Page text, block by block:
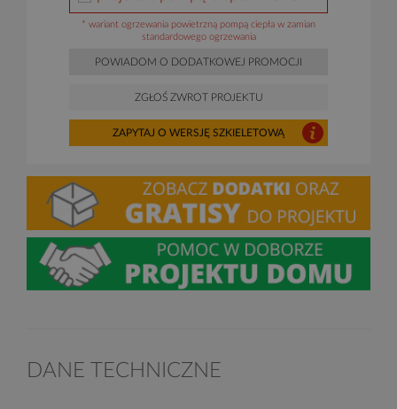
* wariant ogrzewania powietrzną pompą ciepła w zamian
standardowego ogrzewania
POWIADOM O DODATKOWEJ PROMOCJI
ZGŁOŚ ZWROT PROJEKTU
ZAPYTAJ O WERSJĘ SZKIELETOWĄ
DANE TECHNICZNE